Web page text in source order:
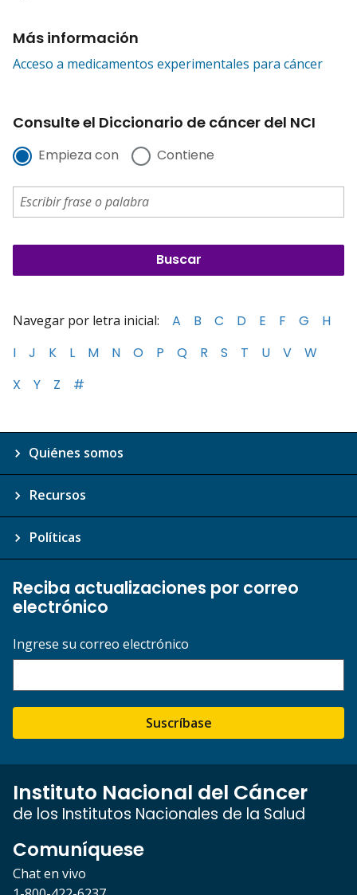
Más información
Acceso a medicamentos experimentales para cáncer
Consulte el Diccionario de cáncer del NCI
Empieza con Contiene
Navegar por letra inicial: A B C D E F G
H
I
J K L M N O P Q R S T U V
W
X
Y Z #
Quiénes somos
Recursos
Políticas
Reciba actualizaciones por correo
electrónico
Ingrese su correo electrónico
Suscríbase
Instituto Nacional del Cáncer
de los Institutos Nacionales de la Salud
Comuníquese
Chat en vivo